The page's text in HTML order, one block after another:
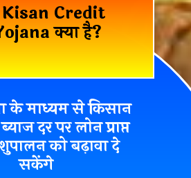
Credit
क्या है?
के माध्यम से किसान
दर पर लोनप्राप्त
को बढ़ावादे
सकेंगे